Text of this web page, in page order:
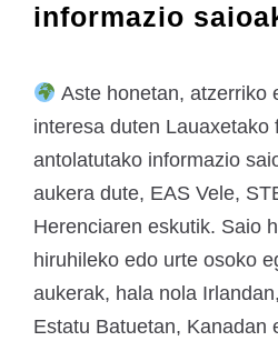
informazio
Aste honetan, atzerriko
interesa duten Lauaxetako
antolatutako informazio
aukera dute, EAS Vele,
Herenciaren eskutik. Saio
hiruhileko edo urte osoko
aukerak, hala nola
Estatu Batuetan, Kanadan